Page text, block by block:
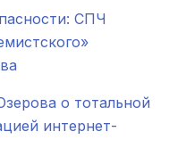
СПЧ
о тотальной
интернет-